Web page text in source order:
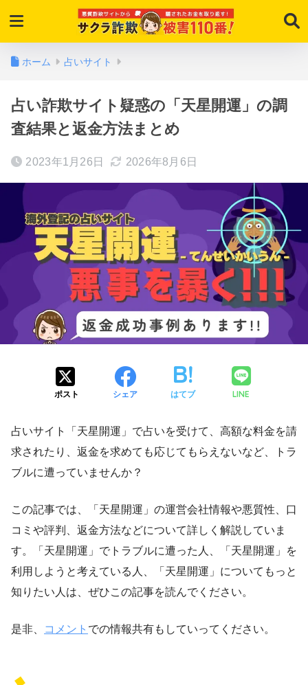
ホーム 占いサイト
占い詐欺サイト疑惑の「天星開運」の調
査結果と返金方法まとめ
2023年1月26日 2026年8月6日
ポスト シェア はてブ LINE
占いサイト「天星開運」で占いを受けて、高額な料金を請
求されたり、返金を求めても応じてもらえないなど、トラ
ブルに遭っていませんか？
この記事では、「天星開運」の運営会社情報や悪質性、口
コミや評判、返金方法などについて詳しく解説していま
す。「天星開運」でトラブルに遭った人、「天星開運」を
利用しようと考えている人、「天星開運」についてもっと
知りたい人は、ぜひこの記事を読んでください。
是非、 コメント での情報共有もしていってください。